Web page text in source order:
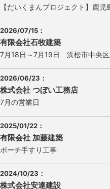
【だいくまんプロジェクト】鹿
2026/07/15 ：
有限会社石牧建築
7月18日～7月19日 浜松市中央区
2026/06/23 ：
株式会社 つぼい工務店
7月の営業日
2025/01/22 ：
有限会社 加藤建築
ポーチ手すり工事
2024/10/23 ：
株式会社安達建設